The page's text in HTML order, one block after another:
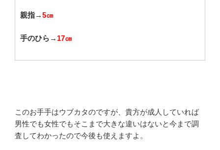
親指→5㎝
手のひら→ 17㎝
このお手手はウブカタのですが、貴方が成人していれば
男性でも女性でもそこまで大きな違いはないと今まで調
査してわかったので今後も使えますよ。